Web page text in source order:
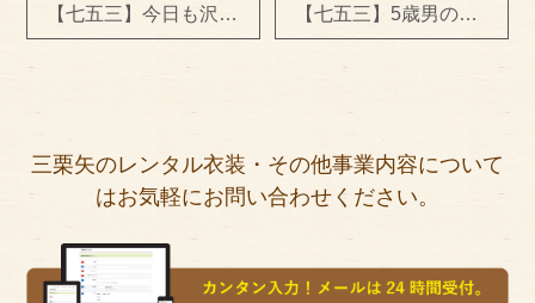
【七五三】今日も沢山のお友達にご来店いただきました
【七五三】5歳男の子 レンタル衣装＆お着付け
三栗矢のレンタル衣装・その他事業内容について
はお気軽にお問い合わせください。